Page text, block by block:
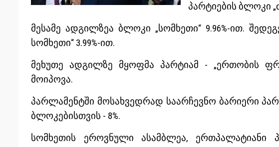
პარტიების ბლოკი
მესამე ადგილზეა ბლოკი „სომხეთი“ 9.96%-ით.
სომხეთი“ 3.99%-ით.
მეხუთე ადგილზე მყოფმა პარტიამ - „ერთობის
მოიპოვა.
პარლამენტში მოსახვედრად საარჩევნო ბარიერი
ბლოკებისთვის - 8%.
სომხეთის ეროვნული ასამბლეა, ერთპალატიანი